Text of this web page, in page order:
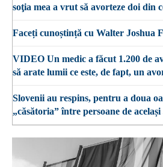
soţia mea a vrut să avorteze doi din
Faceți cunoștință cu Walter Joshua
VIDEO Un medic a făcut 1.200 de
să arate lumii ce este, de fapt, un
Slovenii au respins, pentru a doua
„căsătoria” între persoane de același